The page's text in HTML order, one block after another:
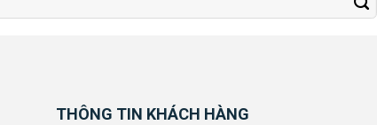
THÔNG TIN KHÁCH HÀNG